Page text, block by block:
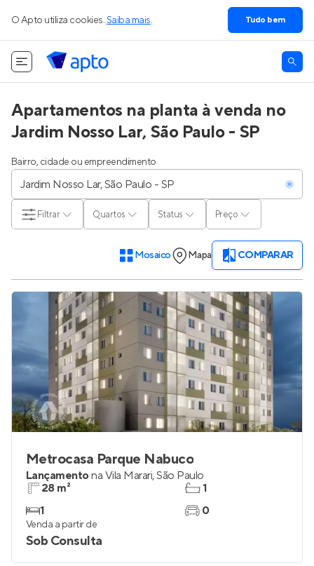
O Apto utiliza cookies. Saiba mais. Tudo bem
Apartamentos na planta à venda no
Jardim Nosso Lar, São Paulo - SP
Bairro, cidade ou empreendimento
Quartos Status Preço
Filtrar
Mosaico Mapa COMPARAR
Metrocasa Parque Nabuco
Lançamentona Vila Marari,São Paulo
28 m²
1
1
0
Venda a partir de
Sob Consulta